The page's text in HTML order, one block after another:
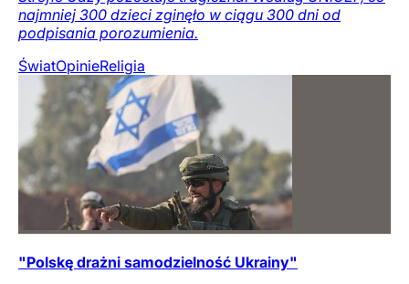
najmniej 300 dzieci zginęło w ciągu 300 dni od
podpisania porozumienia.
ŚwiatOpinieReligia
"Polskę drażni samodzielność Ukrainy"